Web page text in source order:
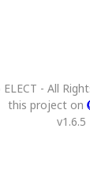
ELECT - All
this project on
v1.6.5